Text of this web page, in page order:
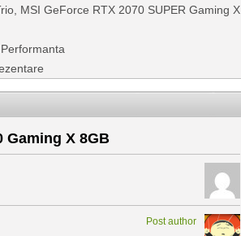
MSI GeForce RTX 2070 SUPER Gaming X
Gaming X 8GB
Post author